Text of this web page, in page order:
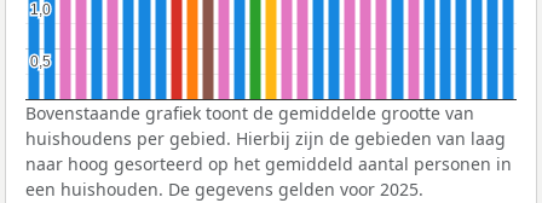
0,5
0,5
1,0
1,0
Bovenstaande grafiek toont de gemiddelde grootte van
huishoudens per gebied. Hierbij zijn de gebieden van laag
naar hoog gesorteerd op het gemiddeld aantal personen in
een huishouden. De gegevens gelden voor 2025.